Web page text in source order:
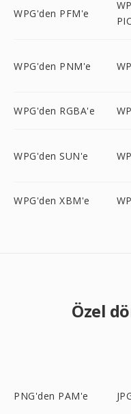
WPG'den PFM'e
WPG'den PNM'e
WPG'den RGBA'e
WPG'den SUN'e
WPG'den XBM'e
Özel
PNG'den PAM'e